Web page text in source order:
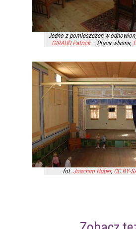
Jedno z pomieszczeń w
GIRAUD Patrick– Praca własna,
fot. Joachim Huber, CC BY-